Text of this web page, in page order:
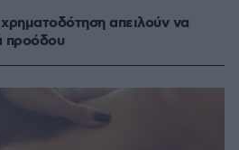
απειλούν να
προόδου